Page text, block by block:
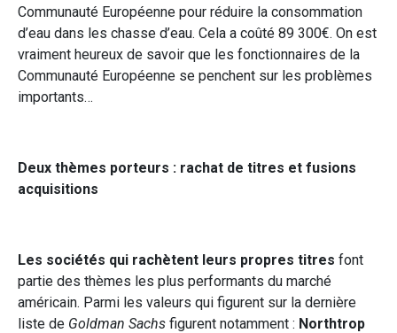
Communauté Européenne pour réduire la consommation
d’eau dans les chasse d’eau. Cela a coûté 89 300€. On est
vraiment heureux de savoir que les fonctionnaires de la
Communauté Européenne se penchent sur les problèmes
importants…
Deux thèmes porteurs : rachat de titres et fusions
acquisitions
Les sociétés qui rachètent leurs propres titres font
partie des thèmes les plus performants du marché
américain. Parmi les valeurs qui figurent sur la dernière
liste de Goldman Sachs figurent notamment : Northtrop